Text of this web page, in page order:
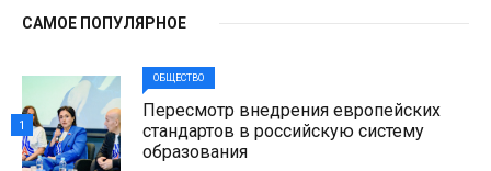
САМОЕ ПОПУЛЯРНОЕ
ОБЩЕСТВО
Пересмотр внедрения европейских
стандартов в российскую систему
образования
1